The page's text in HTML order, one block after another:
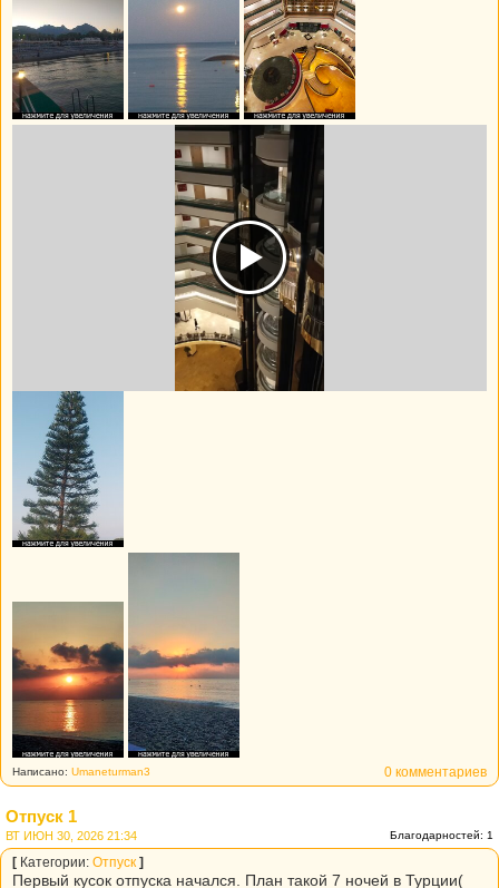
0 комментариев
Написано: Umaneturman3
Отпуск 1
Благодарностей: 1
ВТ ИЮН 30, 2026 21:34
[ Категории: Отпуск ]
Первый кусок отпуска начался. План такой 7 ночей в Турции(